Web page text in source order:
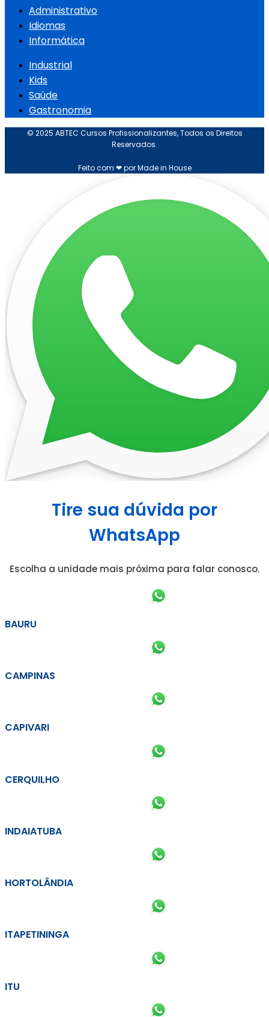
Administrativo
Idiomas
Informática
Industrial
Kids
Saúde
Gastronomia
© 2025 ABTEC Cursos Profissionalizantes, Todos os Direitos
Reservados.
Feito com ❤ por Made in House
Tire sua dúvida por
WhatsApp
Escolha a unidade mais próxima para falar conosco.
BAURU
CAMPINAS
CAPIVARI
CERQUILHO
INDAIATUBA
HORTOLÂNDIA
ITAPETININGA
ITU